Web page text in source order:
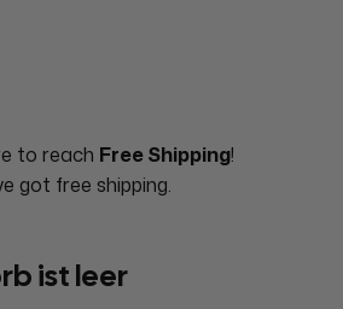
to reach Free Shipping!
got free shipping.
ist leer